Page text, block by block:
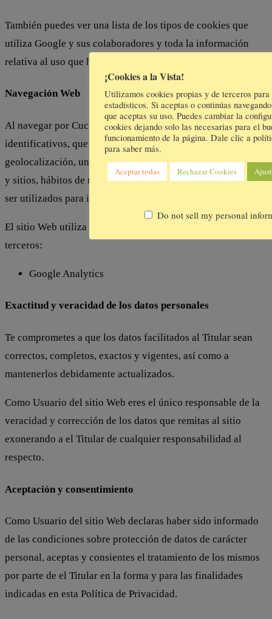
También puedes ver una lista de los tipos de cookies que
utiliza Google y sus colaboradores y toda la información
relativa al uso que hacen de cookies publicitarias.
Navegación Web
Al navegar por Cucumama.com se pueden recoger datos no
identificativos, que pueden incluir, la dirección IP,
geolocalización, un registro de cómo se utilizan los servicios
y sitios, hábitos de navegación y otros datos que no pueden
ser utilizados para identificarte.
El sitio Web utiliza los siguientes servicios de análisis de
terceros:
Google Analytics
Exactitud y veracidad de los datos personales
Te comprometes a que los datos facilitados al Titular sean
correctos, completos, exactos y vigentes, así como a
mantenerlos debidamente actualizados.
Como Usuario del sitio Web eres el único responsable de la
veracidad y corrección de los datos que remitas al sitio
exonerando a el Titular de cualquier responsabilidad al
respecto.
Aceptación y consentimiento
Como Usuario del sitio Web declaras haber sido informado
de las condiciones sobre protección de datos de carácter
personal, aceptas y consientes el tratamiento de los mismos
por parte de el Titular en la forma y para las finalidades
indicadas en esta Política de Privacidad.
¡Cookies a la Vista!
Utilizamos cookies propias y de terceros para
estadísticos. Si aceptas o continúas
que aceptas su uso. Puedes cambiar la
cookies dejando solo las necesarias para el
funcionamiento de la página. Dale clic a
para saber más.
Aceptar todas Rechazar Cookies
Do not sell my personal